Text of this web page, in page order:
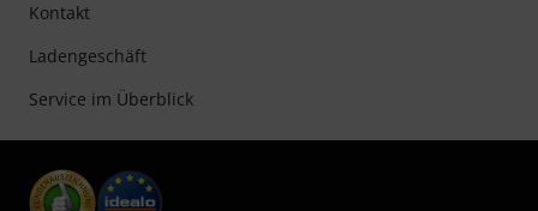
Kontakt
Ladengeschäft
Service im Überblick